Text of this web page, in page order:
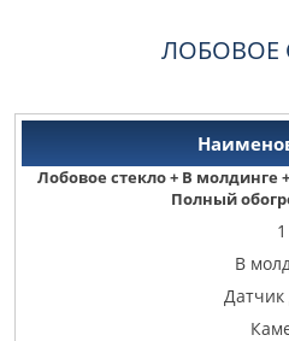
ЛОБОВОЕ
Лобовое стекло + В молдинге
Полный
1
В
Датчик